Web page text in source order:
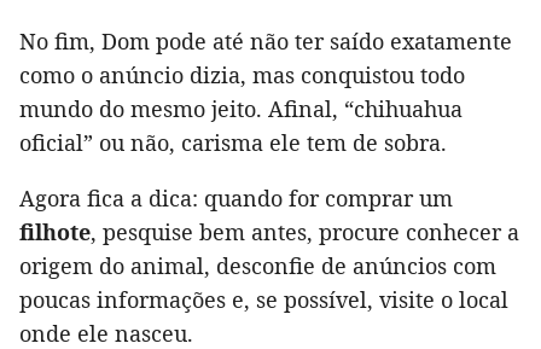
No fim, Dom pode até não ter saído exatamente
como o anúncio dizia, mas conquistou todo
mundo do mesmo jeito. Afinal, “chihuahua
oficial” ou não, carisma ele tem de sobra.
Agora fica a dica: quando for comprar um
filhote, pesquise bem antes, procure conhecer a
origem do animal, desconfie de anúncios com
poucas informações e, se possível, visite o local
onde ele nasceu.